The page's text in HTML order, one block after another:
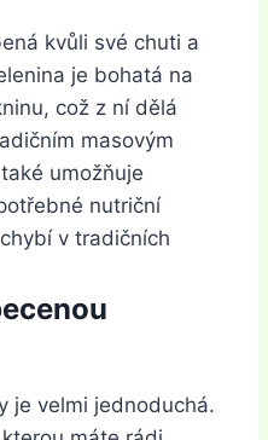
kvůli své chuti a
je bohatá na
což z ní dělá
masovým
umožňuje
nutriční
v tradičních
je velmi jednoduchá.